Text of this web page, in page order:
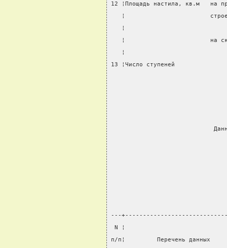
12 ¦Площадь настила, кв.м
¦
¦
¦                        на
¦
13 ¦Число ступеней
---
N ¦
п/п¦         Перечень данных